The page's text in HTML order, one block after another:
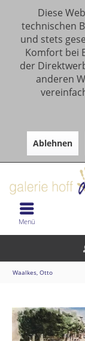
Diese
technischen
und stets
Komfort bei
der
anderen
Ablehnen
Menü
Waalkes, Otto